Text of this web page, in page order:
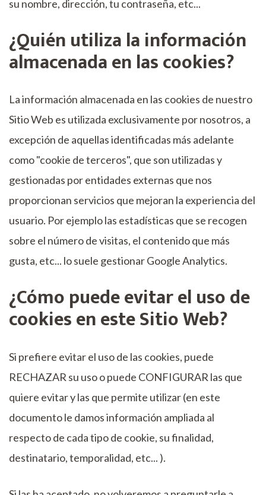
su nombre, dirección, tu contraseña, etc...
¿Quién utiliza la información
almacenada en las cookies?
La información almacenada en las cookies de nuestro
Sitio Web es utilizada exclusivamente por nosotros, a
excepción de aquellas identificadas más adelante
como "cookie de terceros", que son utilizadas y
gestionadas por entidades externas que nos
proporcionan servicios que mejoran la experiencia del
usuario. Por ejemplo las estadísticas que se recogen
sobre el número de visitas, el contenido que más
gusta, etc... lo suele gestionar Google Analytics.
¿Cómo puede evitar el uso de
cookies en este Sitio Web?
Si prefiere evitar el uso de las cookies, puede
RECHAZAR su uso o puede CONFIGURAR las que
quiere evitar y las que permite utilizar (en este
documento le damos información ampliada al
respecto de cada tipo de cookie, su finalidad,
destinatario, temporalidad, etc... ).